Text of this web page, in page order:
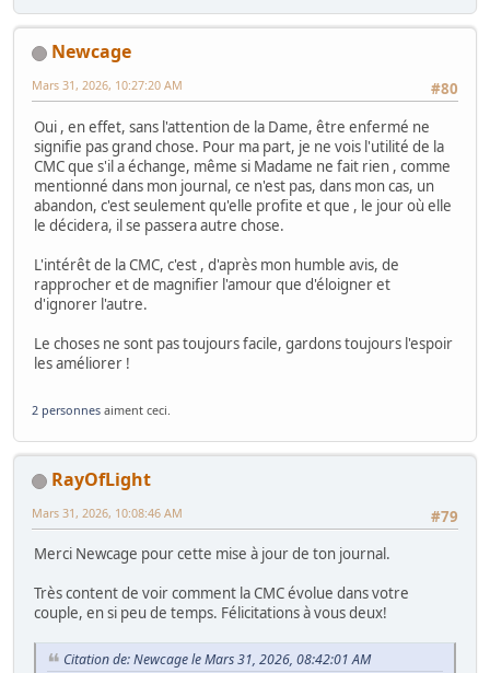
Newcage
#80
Mars 31, 2026, 10:27:20 AM
Oui , en effet, sans l'attention de la Dame, être enfermé ne
signifie pas grand chose. Pour ma part, je ne vois l'utilité de la
CMC que s'il a échange, même si Madame ne fait rien , comme
mentionné dans mon journal, ce n'est pas, dans mon cas, un
abandon, c'est seulement qu'elle profite et que , le jour où elle
le décidera, il se passera autre chose.
L'intérêt de la CMC, c'est , d'après mon humble avis, de
rapprocher et de magnifier l'amour que d'éloigner et
d'ignorer l'autre.
Le choses ne sont pas toujours facile, gardons toujours l'espoir
les améliorer !
2 personnes aiment ceci.
RayOfLight
#79
Mars 31, 2026, 10:08:46 AM
Merci Newcage pour cette mise à jour de ton journal.
Très content de voir comment la CMC évolue dans votre
couple, en si peu de temps. Félicitations à vous deux!
Citation de: Newcage le Mars 31, 2026, 08:42:01 AM